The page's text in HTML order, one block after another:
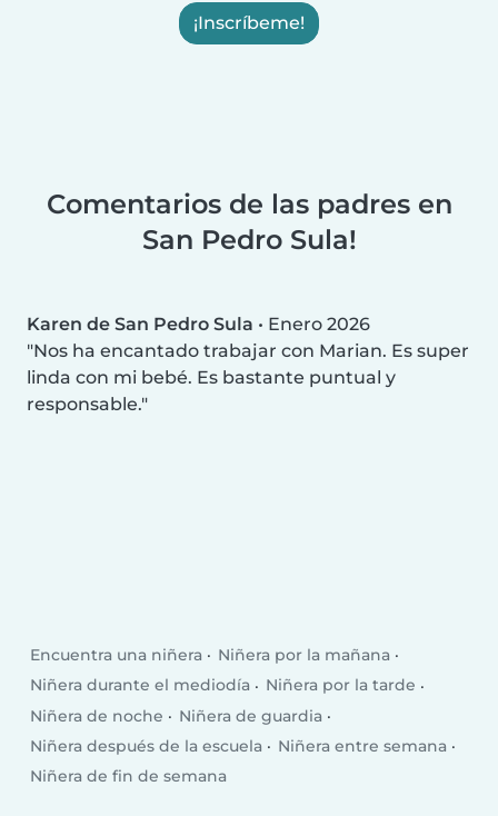
¡Inscríbeme!
Comentarios de las padres en
San Pedro Sula!
Karen de San Pedro Sula • Enero 2026
Nos ha encantado trabajar con Marian. Es super
linda con mi bebé. Es bastante puntual y
responsable.
Encuentra una niñera
Niñera por la mañana
Niñera durante el mediodía
Niñera por la tarde
Niñera de noche
Niñera de guardia
Niñera después de la escuela
Niñera entre semana
Niñera de fin de semana